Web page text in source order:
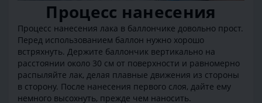
Процесс нанесения
Процесс нанесения лака в баллончике довольно прост.
Перед использованием баллон нужно хорошо
встряхнуть. Держите баллончик вертикально на
расстоянии около 30 см от поверхности и равномерно
распыляйте лак, делая плавные движения из стороны
в сторону. После нанесения первого слоя, дайте ему
немного высохнуть, прежде чем наносить.